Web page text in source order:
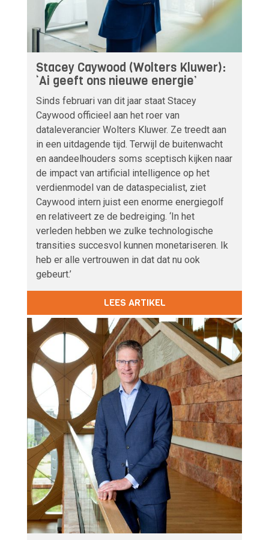
Stacey Caywood (Wolters Kluwer):
‘Ai geeft ons nieuwe energie’
Sinds februari van dit jaar staat Stacey
Caywood officieel aan het roer van
dataleverancier Wolters Kluwer. Ze treedt aan
in een uitdagende tijd. Terwijl de buitenwacht
en aandeelhouders soms sceptisch kijken naar
de impact van artificial intelligence op het
verdienmodel van de dataspecialist, ziet
Caywood intern juist een enorme energiegolf
en relativeert ze de bedreiging. ‘In het
verleden hebben we zulke technologische
transities succesvol kunnen monetariseren. Ik
heb er alle vertrouwen in dat dat nu ook
gebeurt.’
LEES ARTIKEL